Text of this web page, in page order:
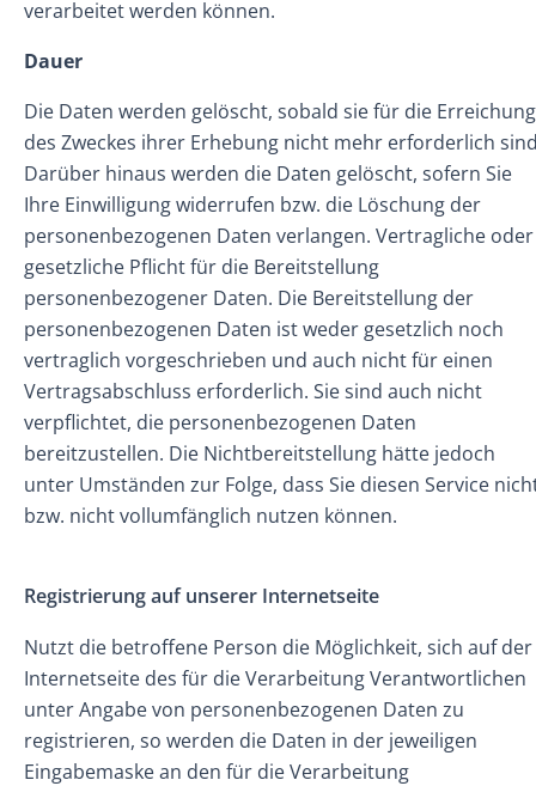
verarbeitet werden können.
Dauer
Die Daten werden gelöscht, sobald sie für die Erreichung
des Zweckes ihrer Erhebung nicht mehr erforderlich
Darüber hinaus werden die Daten gelöscht, sofern Sie
Ihre Einwilligung widerrufen bzw. die Löschung der
personenbezogenen Daten verlangen. Vertragliche oder
gesetzliche Pflicht für die Bereitstellung
personenbezogener Daten. Die Bereitstellung der
personenbezogenen Daten ist weder gesetzlich noch
vertraglich vorgeschrieben und auch nicht für einen
Vertragsabschluss erforderlich. Sie sind auch nicht
verpflichtet, die personenbezogenen Daten
bereitzustellen. Die Nichtbereitstellung hätte jedoch
unter Umständen zur Folge, dass Sie diesen Service
bzw. nicht vollumfänglich nutzen können.
Registrierung auf unserer Internetseite
Nutzt die betroffene Person die Möglichkeit, sich auf der
Internetseite des für die Verarbeitung Verantwortlichen
unter Angabe von personenbezogenen Daten zu
registrieren, so werden die Daten in der jeweiligen
Eingabemaske an den für die Verarbeitung